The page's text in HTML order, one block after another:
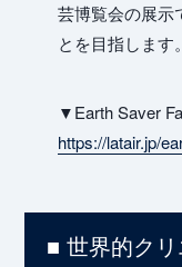
芸博覧会の展示
とを目指します。
▼Earth Saver
https://latair.jp/
■ 世界的ク